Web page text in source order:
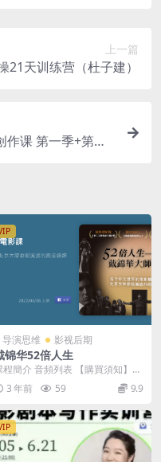
上一篇
21天训练营（杜子建）
课 第一季+第二
导演思维 影视后期
锦华52倍人生
程簡介 音頻列表 【購買須知】
本課程共105集，原價840點 ．
課程形式...
3 年前 59 9.9